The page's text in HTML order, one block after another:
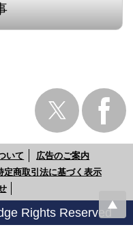
いて
広告のご案内
定商取引法に基づく表示
Rights Reserved